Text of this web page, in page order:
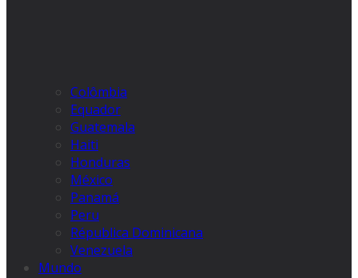
Colômbia
Equador
Guatemala
Haiti
Honduras
México
Panamá
Peru
Républica Dominicana
Venezuela
Mundo